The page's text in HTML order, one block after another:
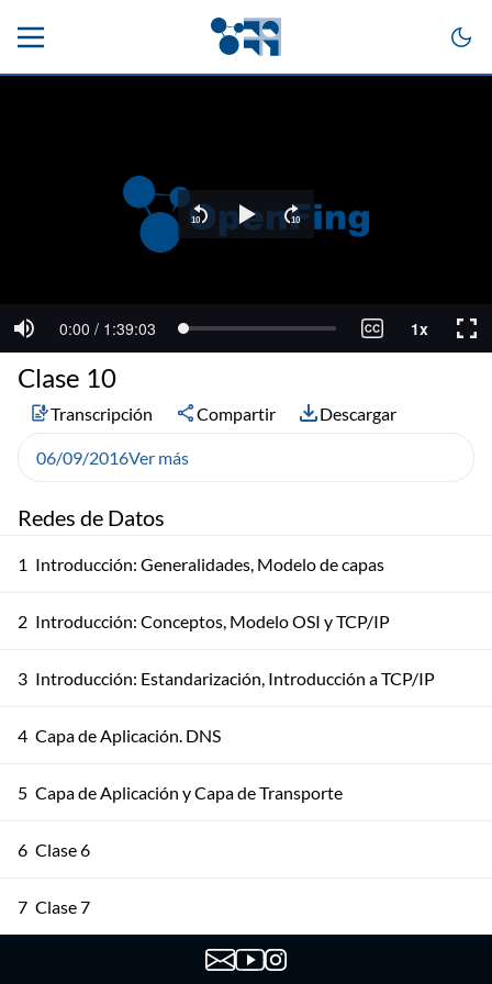
Redes de Datos
1 Introducción: Generalidades, Modelo de capas
2 Introducción: Conceptos, Modelo OSI y TCP/IP
3 Introducción: Estandarización, Introducción a TCP/IP
4 Capa de Aplicación. DNS
5 Capa de Aplicación y Capa de Transporte
6 Clase 6
7 Clase 7
Clase 10
Transcripción Compartir Descargar
06/09/2016Ver más